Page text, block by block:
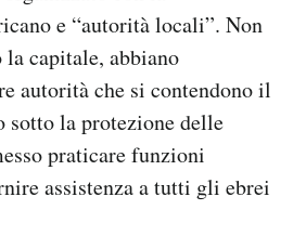
e “autorità locali”. Non
capitale, abbiano
autorità che si contendono il
sotto la protezione delle
praticare funzioni
assistenza a tutti gli ebrei